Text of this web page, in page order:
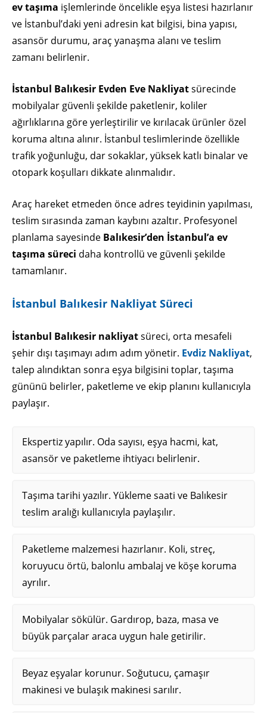
ev taşıma işlemlerinde öncelikle eşya listesi hazırlanır
ve İstanbul’daki yeni adresin kat bilgisi, bina yapısı,
asansör durumu, araç yanaşma alanı ve teslim
zamanı belirlenir.
İstanbul Balıkesir Evden Eve Nakliyatsürecinde
mobilyalar güvenli şekilde paketlenir, koliler
ağırlıklarına göre yerleştirilir ve kırılacak ürünler özel
koruma altına alınır. İstanbul teslimlerinde özellikle
trafik yoğunluğu, dar sokaklar, yüksek katlı binalar ve
otopark koşulları dikkate alınmalıdır.
Araç hareket etmeden önce adres teyidinin yapılması,
teslim sırasında zaman kaybını azaltır. Profesyonel
planlama sayesinde Balıkesir’den İstanbul’a ev
taşıma süreci daha kontrollü ve güvenli şekilde
tamamlanır.
İstanbul Balıkesir Nakliyat Süreci
İstanbul Balıkesir nakliyatsüreci, orta mesafeli
şehir dışı taşımayı adım adım yönetir. Evdiz Nakliyat,
talep alındıktan sonra eşya bilgisini toplar, taşıma
gününü belirler, paketleme ve ekip planını kullanıcıyla
paylaşır.
Ekspertiz yapılır. Oda sayısı, eşya hacmi, kat,
asansör ve paketleme ihtiyacı belirlenir.
Taşıma tarihi yazılır. Yükleme saati ve Balıkesir
teslim aralığı kullanıcıyla paylaşılır.
Paketleme malzemesi hazırlanır. Koli, streç,
koruyucu örtü, balonlu ambalaj ve köşe koruma
ayrılır.
Mobilyalar sökülür. Gardırop, baza, masa ve
büyük parçalar araca uygun hale getirilir.
Beyaz eşyalar korunur. Soğutucu, çamaşır
makinesi ve bulaşık makinesi sarılır.